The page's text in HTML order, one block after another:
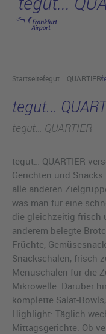
Hauptinhalt anspringen
Startseitetegut... QUARTIER
tegut...
tegut… QUARTIER
tegut… QUARTIER
Gerichten und
alle anderen
was man für eine
die gleichzeitig frisch
anderem belegte
Früchte,
Snackschalen, frisch
Menüschalen für die
Mikrowelle. Darüber
komplette Salat-
Highlight: Täglich
Mittagsgerichte. Ob